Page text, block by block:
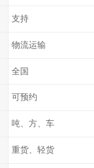
支持
物流运输
全国
可预约
吨、方、车
重货、轻货